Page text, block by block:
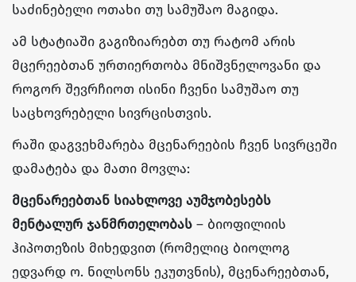
საძინებელი ოთახი თუ სამუშაო მაგიდა.
ამ სტატიაში გაგიზიარებთ თუ რატომ არის
მცერეებთან ურთიერთობა მნიშვნელოვანი და
როგორ შევრჩიოთ ისინი ჩვენი სამუშაო თუ
საცხოვრებელი სივრცისთვის.
რაში დაგვეხმარება მცენარეების ჩვენ სივრცეში
დამატება და მათი მოვლა:
მცენარეებთან სიახლოვე აუმჯობესებს
მენტალურ ჯანმრთელობას – ბიოფილიის
ჰიპოთეზის მიხედვით (რომელიც ბიოლოგ
ედვარდ ო. ნილსონს ეკუთვნის), მცენარეებთან,